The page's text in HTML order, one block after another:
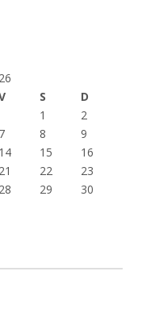
S
D
1
2
7 8
9
14 15
16
21 22
23
28 29
30